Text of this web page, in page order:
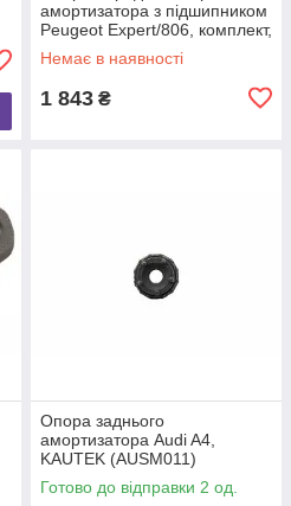
амортизатора з підшипником
Peugeot Expert/806, комплект,
KAUTEK (PESM039KT)
Немає в наявності
1 843 ₴
Опора заднього
амортизатора Audi A4,
KAUTEK (AUSM011)
Готово до відправки 2 од.